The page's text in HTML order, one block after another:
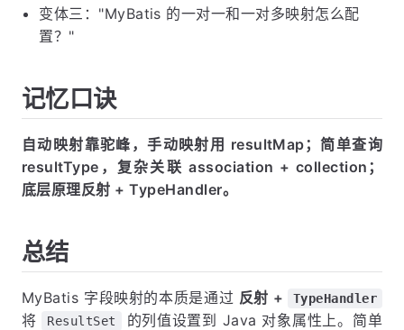
变体三："MyBatis 的一对一和一对多映射怎么配
置？"
记忆口诀
自动映射靠驼峰，手动映射用 resultMap；简单查询
resultType，复杂关联 association + collection；
底层原理反射 + TypeHandler。
总结
MyBatis 字段映射的本质是通过 反射 + TypeHandler
将 ResultSet
的列值设置到 Java 对象属性上。简单